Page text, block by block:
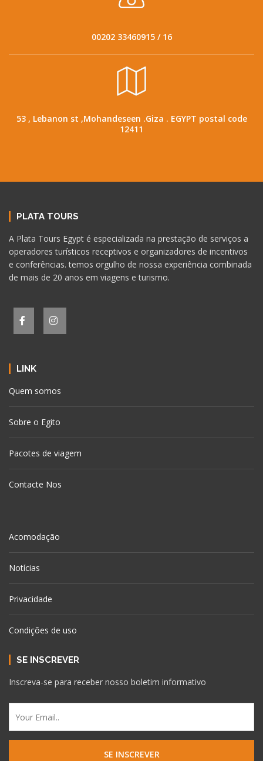
00202 33460915 / 16
53 , Lebanon st ,Mohandeseen .Giza . EGYPT postal code
12411
PLATA TOURS
A Plata Tours Egypt é especializada na prestação de serviços a
operadores turísticos receptivos e organizadores de incentivos
e conferências. temos orgulho de nossa experiência combinada
de mais de 20 anos em viagens e turismo.
LINK
Quem somos
Sobre o Egito
Pacotes de viagem
Contacte Nos
Acomodação
Notícias
Privacidade
Condições de uso
SE INSCREVER
Inscreva-se para receber nosso boletim informativo